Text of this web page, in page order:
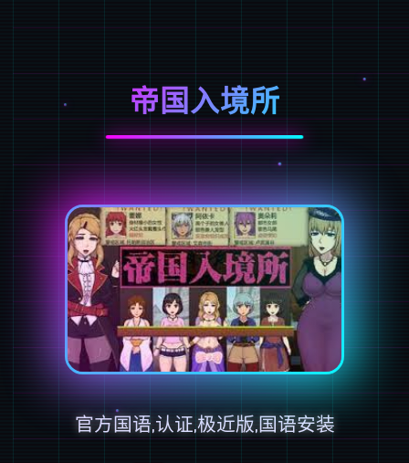
帝国入境所
官方国语,认证,极近版,国语安装